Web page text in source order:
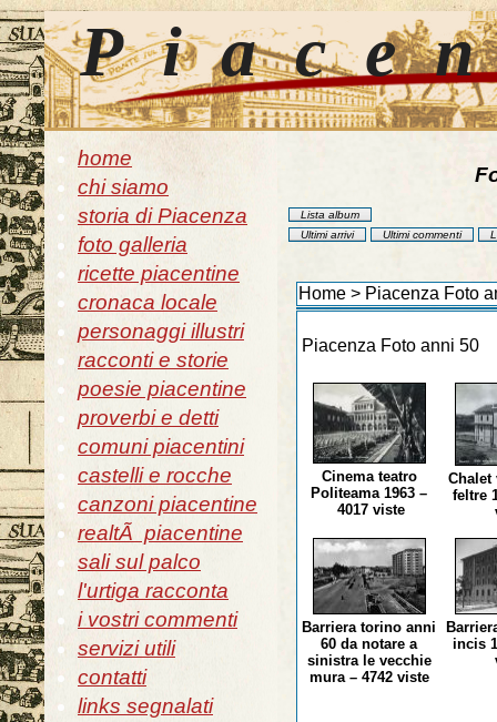
home
chi siamo
storia di Piacenza
foto galleria
ricette piacentine
cronaca locale
personaggi illustri
racconti e storie
poesie piacentine
proverbi e detti
comuni piacentini
castelli e rocche
canzoni piacentine
realtÃ piacentine
sali sul palco
l'urtiga racconta
i vostri commenti
servizi utili
contatti
links segnalati
Lista album
Ultimi arrivi
Ultimi commenti
Home > Piacenza Foto
Piacenza Foto anni 50
Cinema teatro
Politeama 1963 –
4017 viste
Chalet
feltre
Barriera torino anni
60 da notare a
sinistra le vecchie
mura – 4742 viste
incis